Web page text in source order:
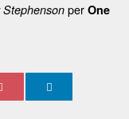
per One